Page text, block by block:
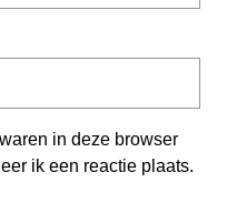
in deze browser
ik een reactie plaats.